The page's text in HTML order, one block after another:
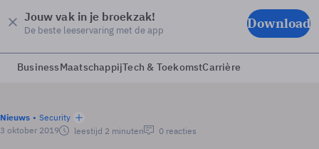
Jouw vak in je broekzak!
De beste leeservaring met de app Download
BusinessMaatschappijTech & ToekomstCarrière
Nieuws
Security
3 oktober 2019
leestijd 2 minuten 0 reacties